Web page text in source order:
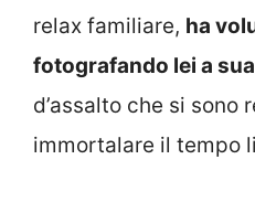
relax familiare, ha
fotografando lei a
d’assalto che si sono
immortalare il tempo